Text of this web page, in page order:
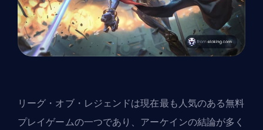
リーグ・オブ・レジェンドは現在最も人気のある無料
プレイゲームの一つであり、 アーケインの結論が多く